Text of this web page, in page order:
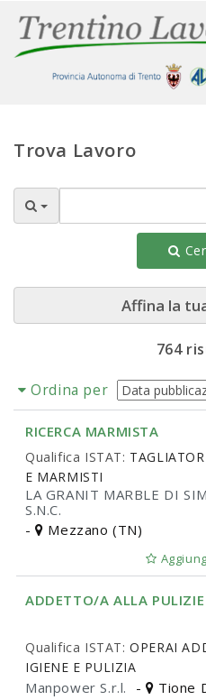
Trova Lavoro
Affina la
764
Ordina per
RICERCA MARMISTA
Qualifica ISTAT:
E MARMISTI
LA GRANIT MARBLE DI
S.N.C.
-
Mezzano (TN)
Qualifica ISTAT: OPERAI
IGIENE E PULIZIA
Manpower S.r.l. - Tione